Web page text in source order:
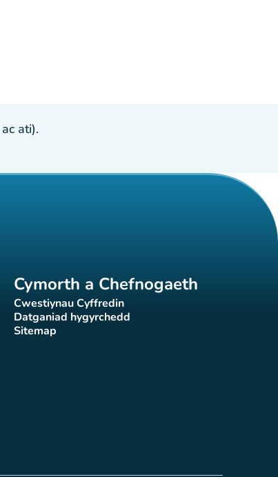
ati).
Cymorth a Chefnogaeth
Cwestiynau Cyffredin
(tab newydd)
Datganiad hygyrchedd
(tab newydd)
Sitemap(tab newydd)